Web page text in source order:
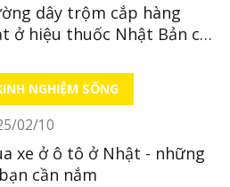
dây trộm cắp hàng
ở hiệu thuốc Nhật Bản có
NGHIỆM SỐNG
02/10
xe ở ô tô ở Nhật - những
cần nắm